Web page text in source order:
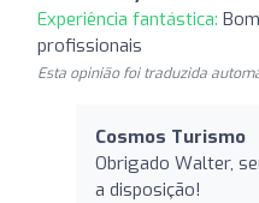
Experiência fantástica:
profissionais
Esta opinião foi traduzida
Cosmos Turismo
Obrigado Walter,
a disposição!